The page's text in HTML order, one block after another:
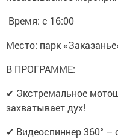
Время: с 16:00
Место: парк
В ПРОГРАММЕ:
✔ Экстремальное
захватывает дух!
✔ Видеоспиннер 360° –